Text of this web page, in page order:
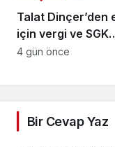
Talat Dinçer’den
için vergi ve SGK
yapılandırması
4 gün önce
Bir Cevap Yaz